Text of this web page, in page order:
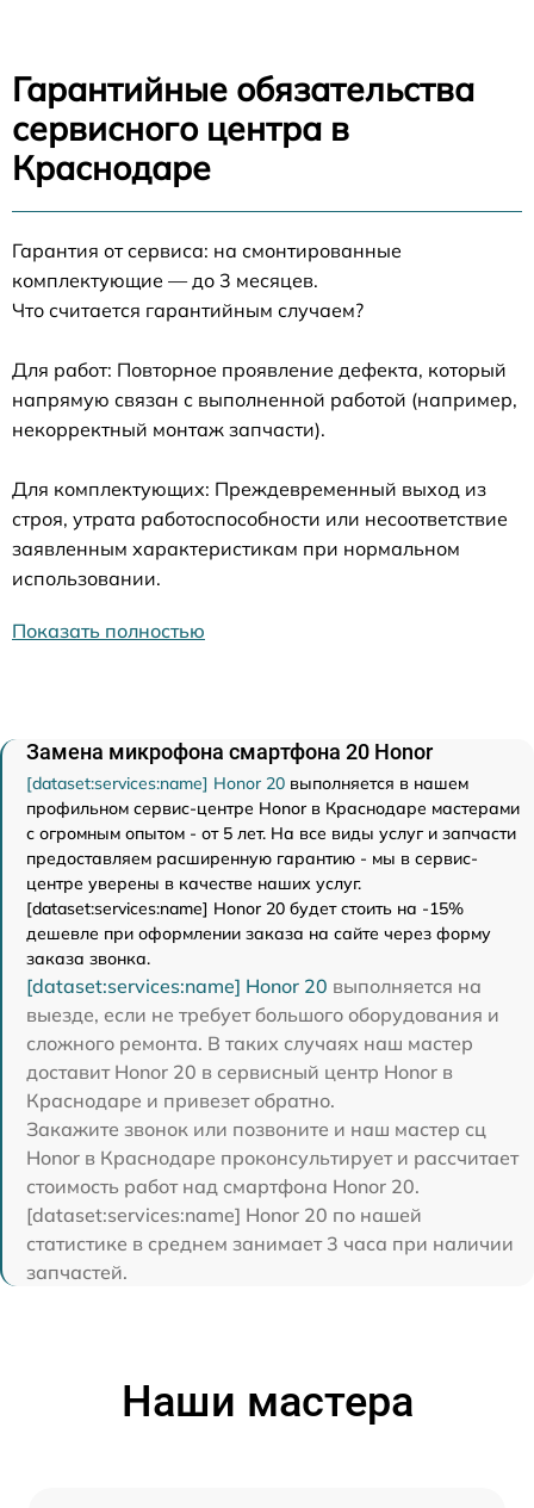
Гарантийные обязательства
сервисного центра в
Краснодаре
Гарантия от сервиса: на смонтированные
комплектующие — до 3 месяцев.
Что считается гарантийным случаем?
Для работ: Повторное проявление дефекта, который
напрямую связан с выполненной работой (например,
некорректный монтаж запчасти).
Для комплектующих: Преждевременный выход из
строя, утрата работоспособности или несоответствие
заявленным характеристикам при нормальном
использовании.
Показать полностью
Замена микрофона смартфона 20 Honor
[dataset:services:name] Honor 20 выполняется в нашем
профильном сервис-центре Honor в Краснодаре мастерами
с огромным опытом - от 5 лет. На все виды услуг и запчасти
предоставляем расширенную гарантию - мы в сервис-
центре уверены в качестве наших услуг.
[dataset:services:name] Honor 20 будет стоить на -15%
дешевле при оформлении заказа на сайте через форму
заказа звонка.
[dataset:services:name] Honor 20 выполняется на
выезде, если не требует большого оборудования и
сложного ремонта. В таких случаях наш мастер
доставит Honor 20 в сервисный центр Honor в
Краснодаре и привезет обратно.
Закажите звонок или позвоните и наш мастер сц
Honor в Краснодаре проконсультирует и рассчитает
стоимость работ над смартфона Honor 20.
[dataset:services:name] Honor 20 по нашей
статистике в среднем занимает 3 часа при наличии
запчастей.
Наши мастера